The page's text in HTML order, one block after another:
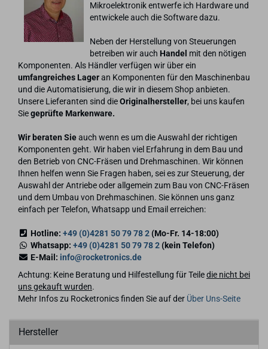
Mikroelektronik entwerfe ich Hardware und
entwickele auch die Software dazu.
Neben der Herstellung von Steuerungen
betreiben wir auch Handel mit den nötigen
Komponenten. Als Händler verfügen wir über ein
umfangreiches Lageran Komponenten für den Maschinenbau
und die Automatisierung, die wir in diesem Shop anbieten.
Unsere Lieferanten sind dieOriginalhersteller, bei uns kaufen
Siegeprüfte Markenware.
Wir beraten Sieauch wenn es um die Auswahl der richtigen
Komponenten geht. Wir haben viel Erfahrung in dem Bau und
den Betrieb von CNC-Fräsen und Drehmaschinen. Wir können
Ihnen helfen wenn Sie Fragen haben, sei es zur Steuerung, der
Auswahl der Antriebe oder allgemein zum Bau von CNC-Fräsen
und dem Umbau von Drehmaschinen. Sie können uns ganz
einfach per Telefon, Whatsapp und Email erreichen:
Hotline: +49 (0)4281 50 79 78 2(Mo-Fr. 14-18:00)
Whatsapp: +49 (0)4281 50 79 78 2(kein Telefon)
E-Mail: info@rocketronics.de
Achtung: Keine Beratung und Hilfestellung für Teiledie nicht bei
uns gekauft wurden.
Mehr Infos zu Rocketronics finden Sie auf der Über Uns-Seite
Hersteller